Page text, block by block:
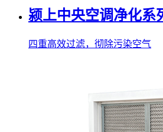
颍上中央空调净化系
四重高效过滤，彻除污染空气